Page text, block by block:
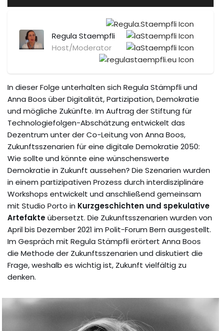
Regula Staempfli
Host/Moderator
In dieser Folge unterhalten sich Regula Stämpfli und
Anna Boos über Digitalität, Partizipation, Demokratie
und mögliche Zukünfte. Im Auftrag der Stiftung für
Technologiefolgen-Abschätzung entwickelt das
Dezentrum unter der Co-Leitung von Anna Boos,
Zukunftsszenarien für eine digitale Demokratie 2050:
Wie sollte und könnte eine wünschenswerte
Demokratie in Zukunft aussehen? Die Szenarien wurden
in einem partizipativen Prozess durch interdisziplinäre
Workshops entwickelt und anschließend gemeinsam
mit Studio Porto in Kurzgeschichten und spekulative
Artefakteübersetzt. Die Zukunftsszenarien wurden von
April bis Dezember 2021 im Polit-Forum Bern ausgestellt.
Im Gespräch mit Regula Stämpfli erörtert Anna Boos
die Methode der Zukunftsszenarien und diskutiert die
Frage, weshalb es wichtig ist, Zukunft vielfältig zu
denken.